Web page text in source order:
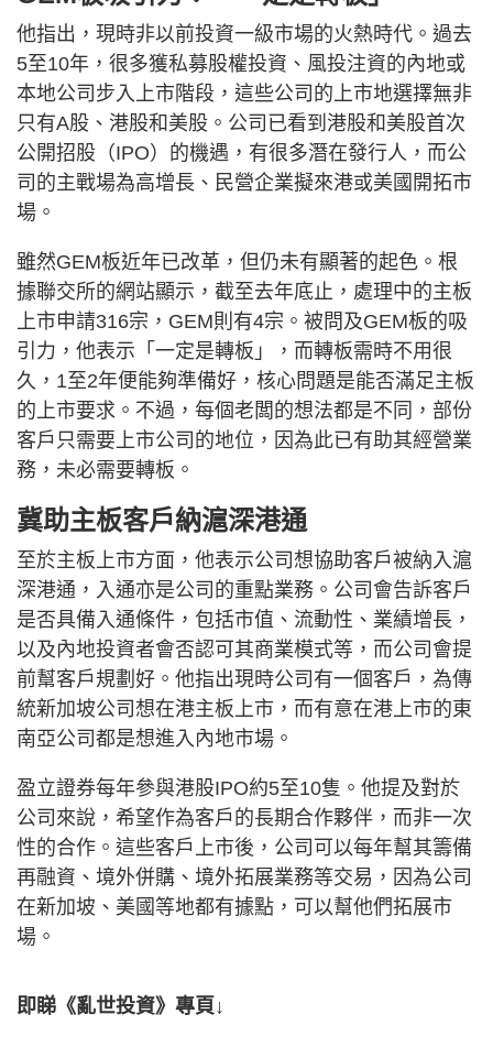
他指出，現時非以前投資一級市場的火熱時代。過去
5至10年，很多獲私募股權投資、風投注資的內地或
本地公司步入上市階段，這些公司的上市地選擇無非
只有A股、港股和美股。公司已看到港股和美股首次
公開招股（IPO）的機遇，有很多潛在發行人，而公
司的主戰場為高增長、民營企業擬來港或美國開拓市
場。
雖然GEM板近年已改革，但仍未有顯著的起色。根
據聯交所的網站顯示，截至去年底止，處理中的主板
上市申請316宗，GEM則有4宗。被問及GEM板的吸
引力，他表示「一定是轉板」，而轉板需時不用很
久，1至2年便能夠準備好，核心問題是能否滿足主板
的上市要求。不過，每個老闆的想法都是不同，部份
客戶只需要上市公司的地位，因為此已有助其經營業
務，未必需要轉板。
冀助主板客戶納滬深港通
至於主板上市方面，他表示公司想協助客戶被納入滬
深港通，入通亦是公司的重點業務。公司會告訴客戶
是否具備入通條件，包括市值、流動性、業績增長，
以及內地投資者會否認可其商業模式等，而公司會提
前幫客戶規劃好。他指出現時公司有一個客戶，為傳
統新加坡公司想在港主板上市，而有意在港上市的東
南亞公司都是想進入內地市場。
盈立證券每年參與港股IPO約5至10隻。他提及對於
公司來說，希望作為客戶的長期合作夥伴，而非一次
性的合作。這些客戶上市後，公司可以每年幫其籌備
再融資、境外併購、境外拓展業務等交易，因為公司
在新加坡、美國等地都有據點，可以幫他們拓展市
場。
即睇《亂世投資》專頁↓